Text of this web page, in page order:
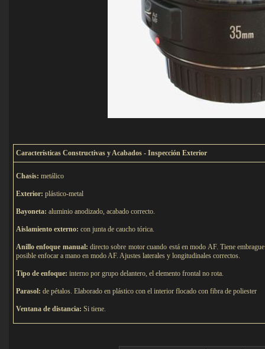
Características Constructivas y Acabados - Inspección Exterior
Chasis: metálico
Exterior: plástico-metal
Bayoneta: aluminio anodizado, acabado correcto.
Aislamiento externo: con junta de caucho tórica.
Anillo enfoque manual: directo sobre motor cuando está en modo AF. Tiene
posible enfocar a mano en modo AF. Ajustes laterales y longitudinales correctos.
Tipo de enfoque: interno por grupo delantero, el elemento frontal no rota.
Parasol: de pétalos. Elaborado en plástico con el interior flocado con fibra de poliester
Ventana de distancia: Si tiene.